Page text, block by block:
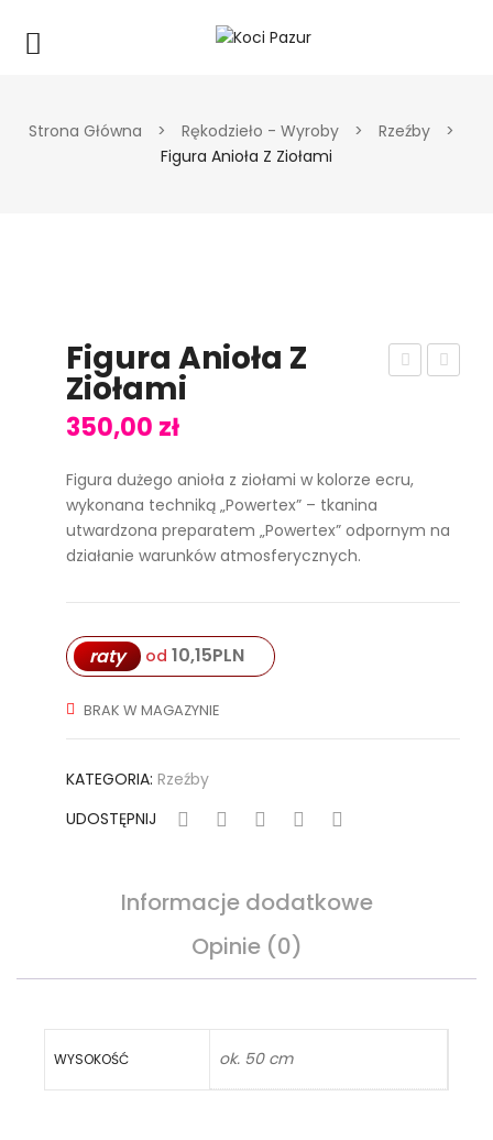
Strona Główna > Rękodzieło - Wyroby > Rzeźby
>
Figura Anioła Z Ziołami
oła
róż
ser
Figura Anioła Z
Ziołami
350,00 zł
Figura dużego anioła z ziołami w kolorze ecru,
wykonana techniką „Powertex” – tkanina
utwardzona preparatem „Powertex” odpornym na
działanie warunków atmosferycznych.
raty od 10,15PLN
BRAK W MAGAZYNIE
KATEGORIA: Rzeźby
UDOSTĘPNIJ
Informacje dodatkowe
Opinie (0)
WYSOKOŚĆ ok. 50 cm